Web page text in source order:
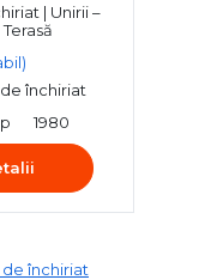
| Unirii –
închiriat
1980
închiriat